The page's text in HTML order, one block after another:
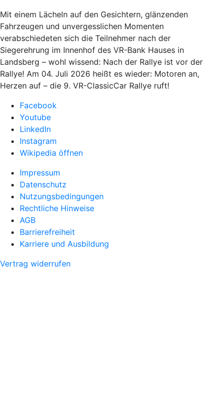
Mit einem Lächeln auf den Gesichtern, glänzenden
Fahrzeugen und unvergesslichen Momenten
verabschiedeten sich die Teilnehmer nach der
Siegerehrung im Innenhof des VR-Bank Hauses in
Landsberg – wohl wissend: Nach der Rallye ist vor der
Rallye! Am 04. Juli 2026 heißt es wieder: Motoren an,
Herzen auf – die 9. VR-ClassicCar Rallye ruft!
Facebook
Youtube
LinkedIn
Instagram
Wikipedia öffnen
Impressum
Datenschutz
Nutzungsbedingungen
Rechtliche Hinweise
AGB
Barrierefreiheit
Karriere und Ausbildung
Vertrag widerrufen